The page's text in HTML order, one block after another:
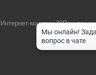
магазин 38Покупок.ру